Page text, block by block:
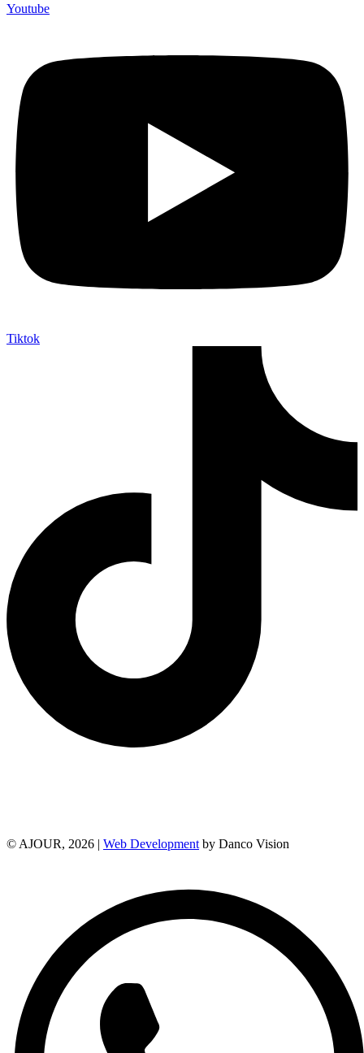
Youtube
Tiktok
© AJOUR, 2026 | Web Development by Danco Vision